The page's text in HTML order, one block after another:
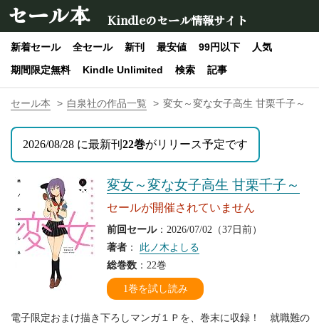
セール本 Kindleのセール情報サイト
新着セール 全セール 新刊 最安値 99円以下
人気
期間限定無料
Kindle Unlimited 検索 記事
セール本 白泉社の作品一覧 変女～変な女子高生 甘栗千子～
2026/08/28 に最新刊 22巻がリリース予定です
変女～変な女子高生 甘栗千子～
セールが開催されていません
前回セール：2026/07/02（37日前）
著者 ： 此ノ木よしる
総巻数 ：22巻
1巻を試し読み
電子限定おまけ描き下ろしマンガ１Ｐを、巻末に収録！ 就職難の